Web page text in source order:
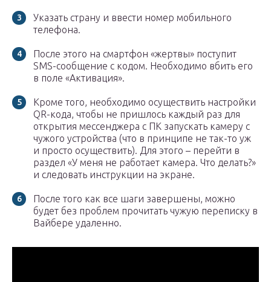
Указать страну и ввести номер мобильного
телефона.
После этого на смартфон «жертвы» поступит
SMS-сообщение с кодом. Необходимо вбить его
в поле «Активация».
Кроме того, необходимо осуществить настройки
QR-кода, чтобы не пришлось каждый раз для
открытия мессенджера с ПК запускать камеру с
чужого устройства (что в принципе не так-то уж
и просто осуществить). Для этого – перейти в
раздел «У меня не работает камера. Что делать?»
и следовать инструкции на экране.
После того как все шаги завершены, можно
будет без проблем прочитать чужую переписку в
Вайбере удаленно.